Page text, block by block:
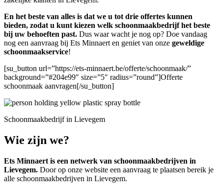
En het beste van alles is dat we u tot drie offertes kunnen
bieden, zodat u kunt kiezen welk schoonmaakbedrijf het beste
bij uw behoeften past. Dus waar wacht je nog op? Doe vandaag
nog een aanvraag bij Ets Minnaert en geniet van onze geweldige
schoonmaakservice!
[su_button url=”https://ets-minnaert.be/offerte/schoonmaak/”
background=”#204e99″ size=”5″ radius=”round”]Offerte
schoonmaak aanvragen[/su_button]
Schoonmaakbedrijf in Lievegem
Wie zijn we?
Ets Minnaert is een netwerk van schoonmaakbedrijven in
Lievegem. Door op onze website een aanvraag te plaatsen bereik je
alle schoonmaakbedrijven in Lievegem.